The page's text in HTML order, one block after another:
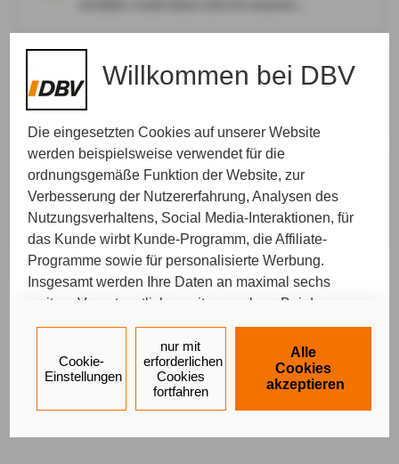
Willkommen bei DBV
Die eingesetzten Cookies auf unserer Website
werden beispielsweise verwendet für die
ordnungsgemäße Funktion der Website, zur
Verbesserung der Nutzererfahrung, Analysen des
Nutzungsverhaltens, Social Media-Interaktionen, für
das Kunde wirbt Kunde-Programm, die Affiliate-
Programme sowie für personalisierte Werbung.
Insgesamt werden Ihre Daten an maximal sechs
weitere Verantwortliche weitergegeben. Bei dem
Einsatz der Dienste für Social Media-Interaktionen
und personalisierte Werbung werden regelmäßig
durch den jeweiligen Anbieter individuelle Profile
angelegt und mit Daten von anderen Webseiten zu
umfassenden Nutzungsprofilen von Ihnen
Alle
Cookies
akzeptieren
nur mit
erforderlichen
Cookies
fortfahren
Cookie-
Einstellungen
In der Agentur
Diese Beratung findet in unserer Agentur statt.
Wir freuen uns auf Sie und Ihr persönliches
Anliegen.
Telefonisch
Wir rufen Sie zurück. Bitte suchen Sie sich Ihren
Wunschtermin aus, zu dem wir Sie erreichen.
Ein Service von